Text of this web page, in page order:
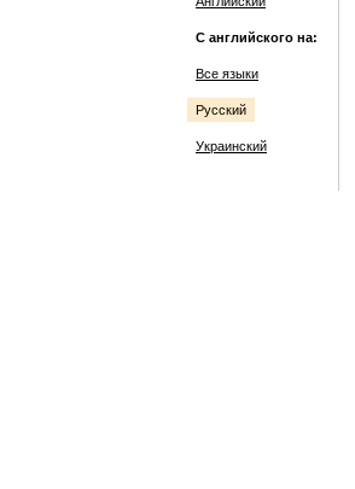
С английского на:
Все языки
Русский
Украинский